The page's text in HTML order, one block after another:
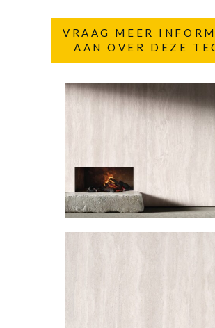
VRAAG MEER
AAN OVER DEZE